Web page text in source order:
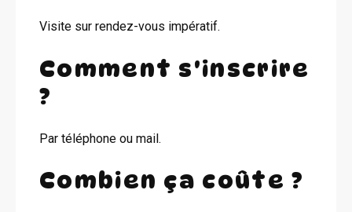
Visite sur rendez-vous impératif.
Comment s'inscrire
?
Par téléphone ou mail.
Combien ça coûte ?